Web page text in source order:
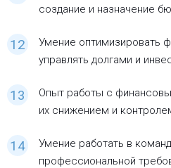
создание и назначение
Умение оптимизировать
управлять долгами и
Опыт работы с
их снижением и
Умение работать в
профессиональной